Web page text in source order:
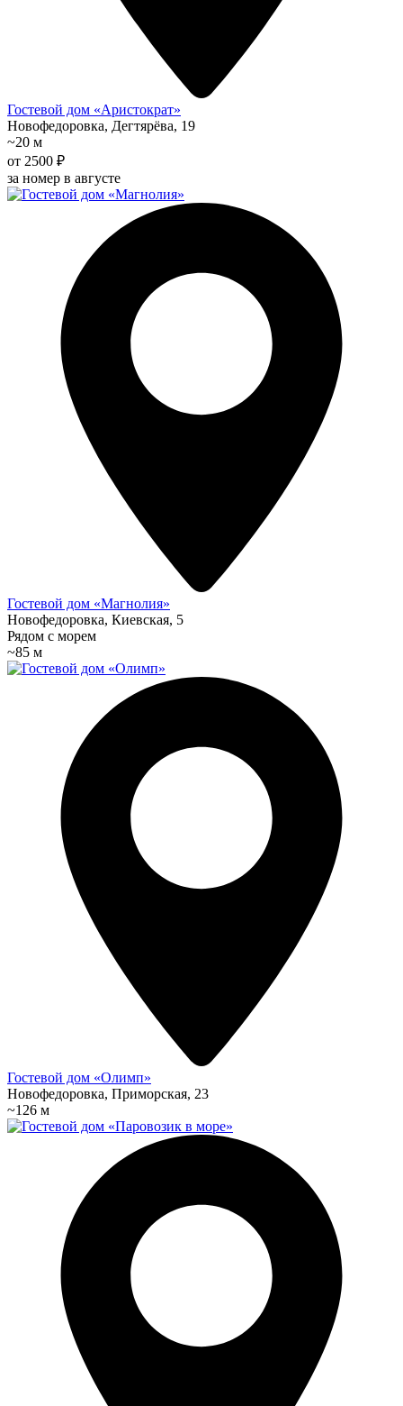
Гостевой дом «Аристократ»
Новофедоровка, Дегтярёва, 19
~20 м
от 2500 ₽
за номер в августе
Гостевой дом «Магнолия»
Новофедоровка, Киевская, 5
Рядом с морем
~85 м
Гостевой дом «Олимп»
Новофедоровка, Приморская, 23
~126 м